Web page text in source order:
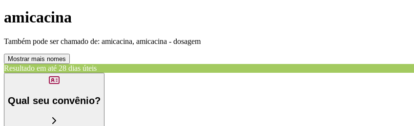
amicacina
Também pode ser chamado de: amicacina, amicacina - dosagem
Mostrar mais nomes
Resultado em até 28 dias úteis
Qual seu convênio?